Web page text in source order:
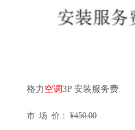
格力 空调3P 安装服务费
市 场 价： ¥450.00